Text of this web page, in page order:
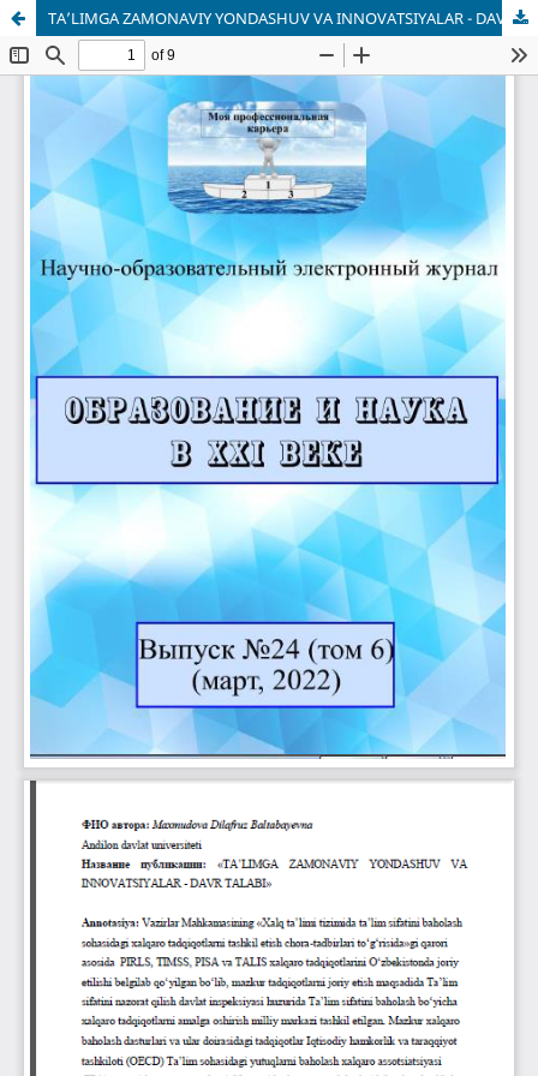
TA’LIMGA ZAMONAVIY YONDASHUV VA INNOVATSIYALAR - DAVR TALABI